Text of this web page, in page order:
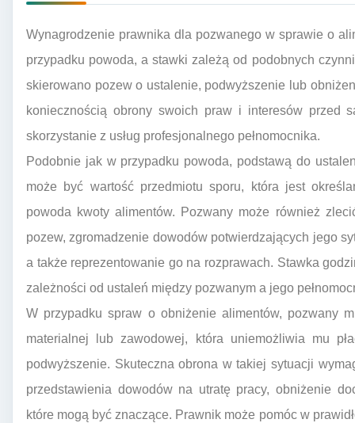
Wynagrodzenie prawnika dla pozwanego w sprawie o
przypadku powoda, a stawki zależą od podobnych
skierowano pozew o ustalenie, podwyższenie lub
koniecznością obrony swoich praw i interesów przed
skorzystanie z usług profesjonalnego pełnomocnika.
Podobnie jak w przypadku powoda, podstawą do
może być wartość przedmiotu sporu, która jest
powoda kwoty alimentów. Pozwany może również
pozew, zgromadzenie dowodów potwierdzających jego
a także reprezentowanie go na rozprawach. Stawka
zależności od ustaleń między pozwanym a jego
W przypadku spraw o obniżenie alimentów, pozwany
materialnej lub zawodowej, która uniemożliwia mu
podwyższenie. Skuteczna obrona w takiej sytuacji
przedstawienia dowodów na utratę pracy, obniżenie
które mogą być znaczące. Prawnik może pomóc w